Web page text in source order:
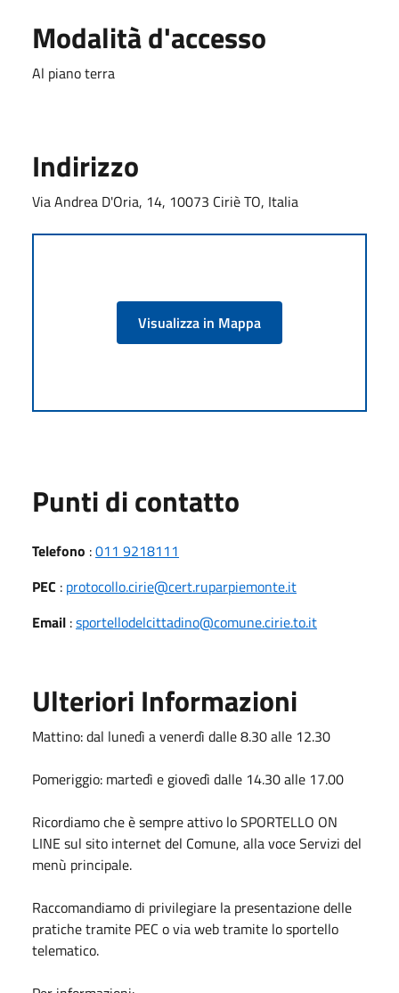
Modalità d'accesso
Al piano terra
Indirizzo
Via Andrea D'Oria, 14, 10073 Ciriè TO, Italia
Visualizza in Mappa
Punti di contatto
Telefono :011 9218111
PEC : protocollo.cirie@cert.ruparpiemonte.it
Email :sportellodelcittadino@comune.cirie.to.it
Ulteriori Informazioni
Mattino: dal lunedì a venerdì dalle 8.30 alle 12.30
Pomeriggio: martedì e giovedì dalle 14.30 alle 17.00
Ricordiamo che è sempre attivo lo SPORTELLO ON
LINE sul sito internet del Comune, alla voce Servizi del
menù principale.
Raccomandiamo di privilegiare la presentazione delle
pratiche tramite PEC o via web tramite lo sportello
telematico.